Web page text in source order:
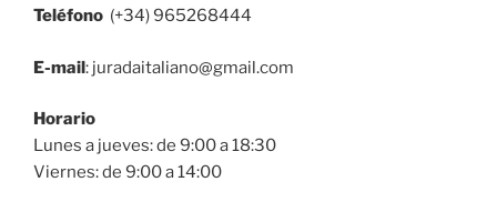
Teléfono (+34) 965268444
E-mail: juradaitaliano@gmail.com
Horario
Lunes a jueves: de 9:00 a 18:30
Viernes: de 9:00 a 14:00